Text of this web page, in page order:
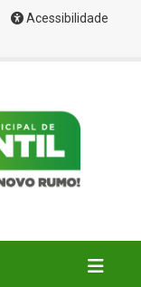
Acessibilidade